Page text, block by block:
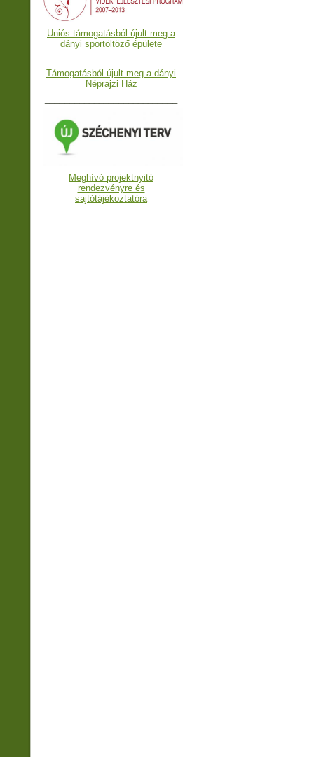
Uniós támogatásból újult meg a
dányi sportöltöző épülete
Támogatásból újult meg a dányi
Néprajzi Ház
Meghívó projektnyitó
rendezvényre és
sajtótájékoztatóra